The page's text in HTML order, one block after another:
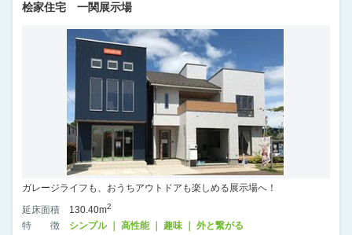
桧家住宅 一関展示場
ガレージライフも、おうちアウトドアも楽しめる展示場へ！
延床面積
130.40m2
特徴
シンプル ｜ 高性能 ｜ 趣味 ｜ 外と繋がる